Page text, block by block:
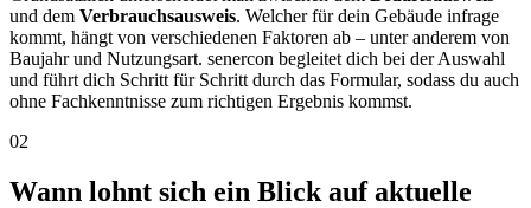
und dem Verbrauchsausweis. Welcher für dein Gebäude infrage
kommt, hängt von verschiedenen Faktoren ab – unter anderem von
Baujahr und Nutzungsart. senercon begleitet dich bei der Auswahl
und führt dich Schritt für Schritt durch das Formular, sodass du auch
ohne Fachkenntnisse zum richtigen Ergebnis kommst.
02
Wann lohnt sich ein Blick auf aktuelle